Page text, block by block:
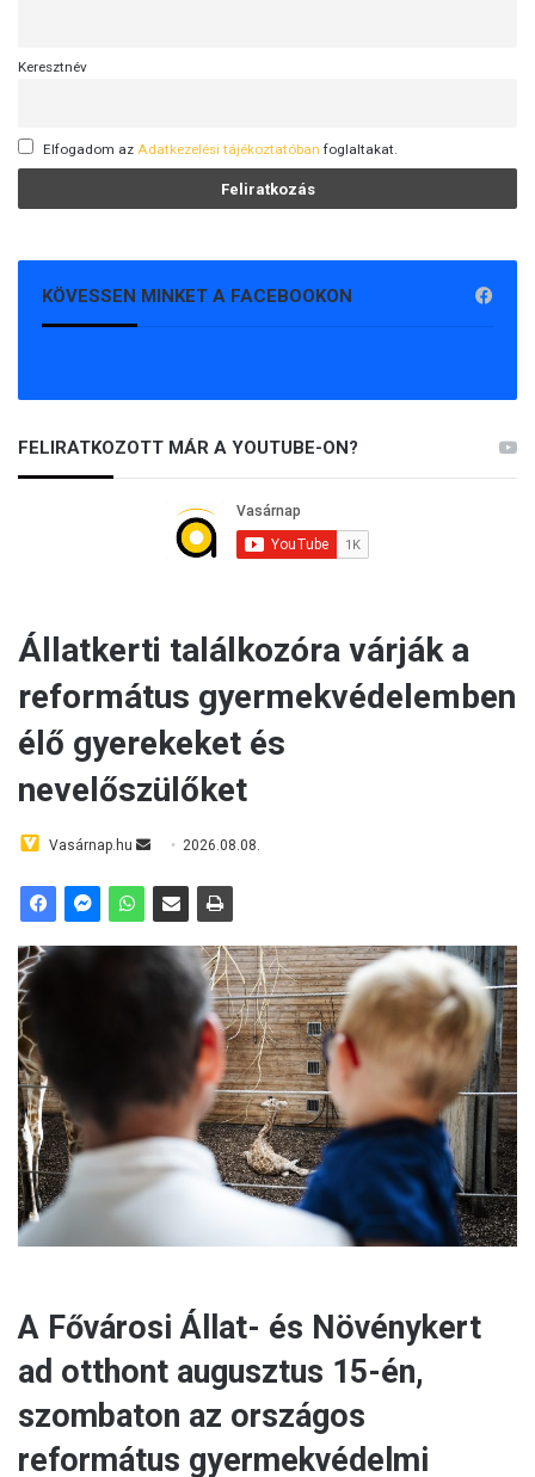
Keresztnév
Elfogadom az Adatkezelési tájékoztatóban foglaltakat.
KÖVESSEN MINKET A FACEBOOKON
FELIRATKOZOTT MÁR A YOUTUBE-ON?